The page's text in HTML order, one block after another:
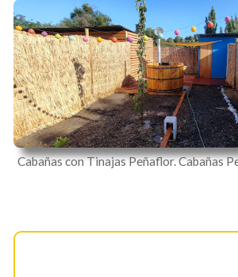
Cabañas con Tinajas Peñaflor. Cabañas